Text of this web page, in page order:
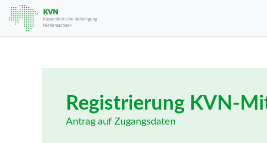
Registrierung KVN-
Antrag auf Zugangsdaten